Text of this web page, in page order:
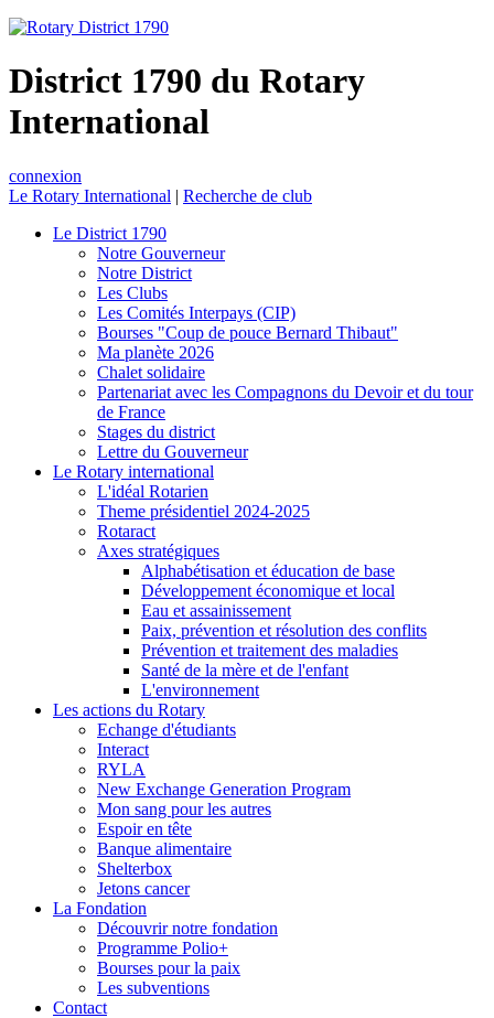
District 1790 du Rotary
International
connexion
Le Rotary International | Recherche de club
Le District 1790
Notre Gouverneur
Notre District
Les Clubs
Les Comités Interpays (CIP)
Bourses "Coup de pouce Bernard Thibaut"
Ma planète 2026
Chalet solidaire
Partenariat avec les Compagnons du Devoir et du tour
de France
Stages du district
Lettre du Gouverneur
Le Rotary international
L'idéal Rotarien
Theme présidentiel 2024-2025
Rotaract
Axes stratégiques
Alphabétisation et éducation de base
Développement économique et local
Eau et assainissement
Paix, prévention et résolution des conflits
Prévention et traitement des maladies
Santé de la mère et de l'enfant
L'environnement
Les actions du Rotary
Echange d'étudiants
Interact
RYLA
New Exchange Generation Program
Mon sang pour les autres
Espoir en tête
Banque alimentaire
Shelterbox
Jetons cancer
La Fondation
Découvrir notre fondation
Programme Polio+
Bourses pour la paix
Les subventions
Contact